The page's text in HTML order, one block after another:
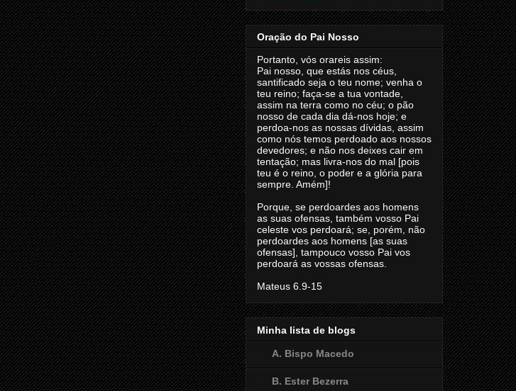
Oração do Pai Nosso
Portanto, vós orareis assim:
Pai nosso, que estás nos céus,
santificado seja o teu nome; venha o
teu reino; faça-se a tua vontade,
assim na terra como no céu; o pão
nosso de cada dia dá-nos hoje; e
perdoa-nos as nossas dívidas, assim
como nós temos perdoado aos nossos
devedores; e não nos deixes cair em
tentação; mas livra-nos do mal [pois
teu é o reino, o poder e a glória para
sempre. Amém]!
Porque, se perdoardes aos homens
as suas ofensas, também vosso Pai
celeste vos perdoará; se, porém, não
perdoardes aos homens [as suas
ofensas], tampouco vosso Pai vos
perdoará as vossas ofensas.
Mateus 6.9-15
Minha lista de blogs
A. Bispo Macedo
B. Ester Bezerra